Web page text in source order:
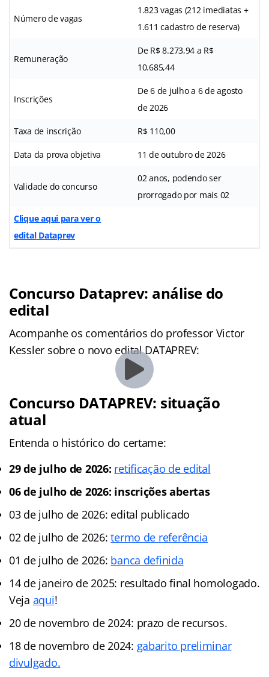
Número de vagas
1.823 vagas (212 imediatas +
1.611 cadastro de reserva)
Remuneração
De R$ 8.273,94 a R$
10.685,44
Inscrições
De 6 de julho a 6 de agosto
de 2026
Taxa de inscrição R$ 110,00
Data da prova objetiva 11 de outubro de 2026
Validade do concurso
02 anos, podendo ser
prorrogado por mais 02
Clique aqui para ver o
edital Dataprev
Concurso Dataprev: análise do
edital
Acompanhe os comentários do professor Victor
Kessler sobre o novo edital DATAPREV:
Concurso DATAPREV: situação
atual
Entenda o histórico do certame:
29 de julho de 2026: retificação de edital
06 de julho de 2026: inscrições abertas
03 de julho de 2026: edital publicado
02 de julho de 2026:termo de referência
01 de julho de 2026: banca definida
14 de janeiro de 2025: resultado final homologado.
Veja aqui!
20 de novembro de 2024: prazo de recursos.
18 de novembro de 2024: gabarito preliminar
divulgado.